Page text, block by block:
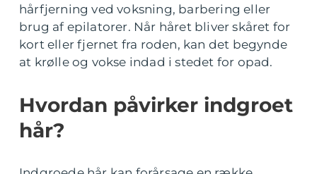
hårfjerning ved voksning, barbering eller
brug af epilatorer. Når håret bliver skåret for
kort eller fjernet fra roden, kan det begynde
at krølle og vokse indad i stedet for opad.
Hvordan påvirker indgroet
hår?